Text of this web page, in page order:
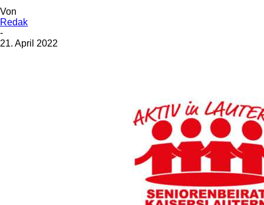
Von
Redak
-
21. April 2022